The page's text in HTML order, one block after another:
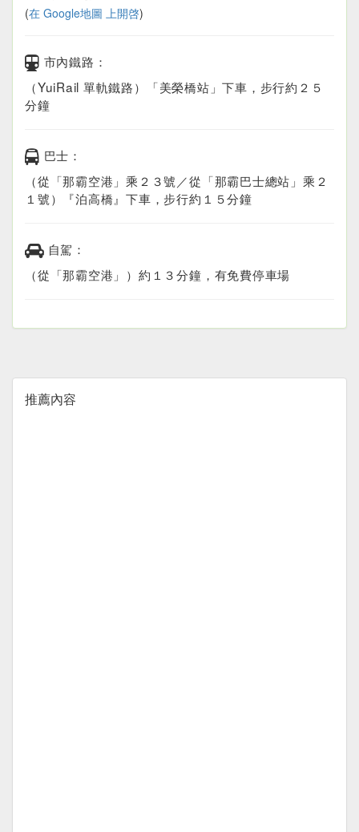
(在 Google地圖 上開啓)
市內鐵路：
（YuiRail 單軌鐵路）「美榮橋站」下車，步行約２５
分鐘
巴士：
（從「那霸空港」乘２３號／從「那霸巴士總站」乘２
１號）『泊高橋』下車，步行約１５分鐘
自駕：
（從「那霸空港」）約１３分鐘，有免費停車場
推薦內容